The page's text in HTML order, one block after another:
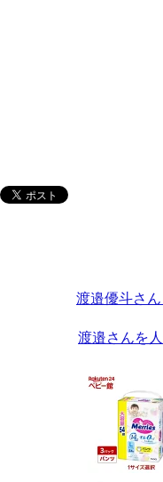
渡邉優斗さ
渡邉さんを